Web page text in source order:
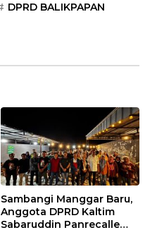
DPRD BALIKPAPAN
Sambangi Manggar Baru,
Anggota DPRD Kaltim
Sabaruddin Panrecalle